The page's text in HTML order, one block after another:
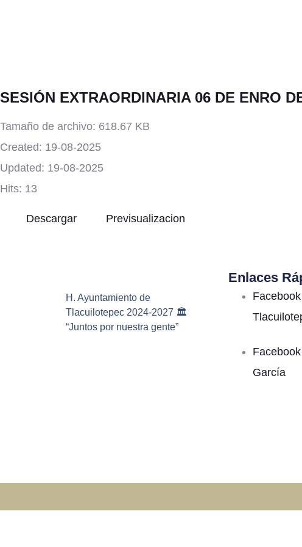
SESIÓN EXTRAORDINARIA 06 DE ENRO
Tamaño de archivo: 618.67 KB
Created: 19-08-2025
Updated: 19-08-2025
Hits: 13
Descargar Previsualizacion
H. Ayuntamiento de
Tlacuilotepec 2024-2027 🏛️
“Juntos por nuestra gente”
Enlaces
García